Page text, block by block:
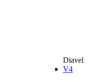
Diavel
V4